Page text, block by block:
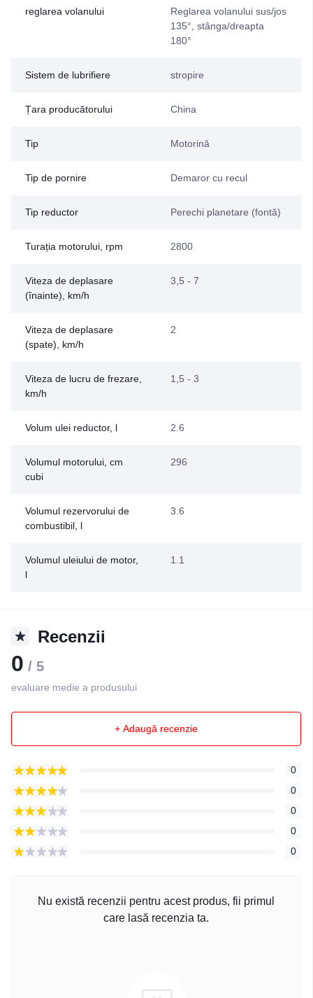
reglarea volanului
Reglarea volanului sus/jos
135°, stânga/dreapta
180°
Sistem de lubrifiere stropire
Țara producătorului China
Tip Motorină
Tip de pornire Demaror cu recul
Tip reductor Perechi planetare (fontă)
Turația motorului, rpm 2800
Viteza de deplasare
(înainte), km/h
3,5 - 7
Viteza de deplasare
(spate), km/h
2
Viteza de lucru de frezare,
km/h
1,5 - 3
Volum ulei reductor, l 2.6
Volumul motorului, cm
cubi
296
Volumul rezervorului de
combustibil, l
3.6
Volumul uleiului de motor,
l
1.1
Recenzii
0 / 5
evaluare medie a produsului
+ Adaugă recenzie
0
0
0
0
0
Nu există recenzii pentru acest produs, fii primul
care lasă recenzia ta.